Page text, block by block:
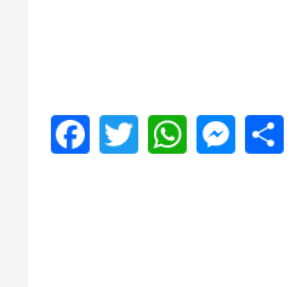
Facebook
Twitter